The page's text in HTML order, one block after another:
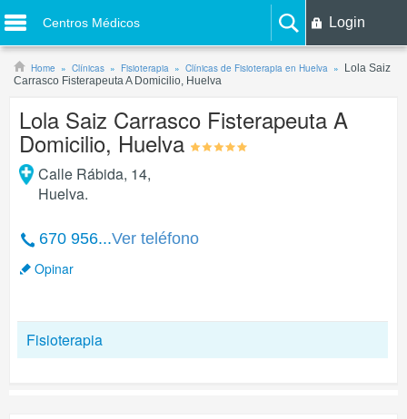
Centros Médicos Login
Home Clínicas Fisioterapia Clínicas de Fisioterapia en Huelva
Lola Saiz
Carrasco Fisterapeuta A Domicilio, Huelva
Lola Saiz Carrasco Fisterapeuta A
Domicilio, Huelva
Calle Rábida, 14,
Huelva.
670 956...Ver teléfono
Opinar
Fisioterapia